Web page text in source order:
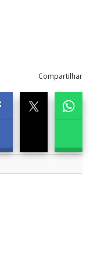
Compartilhar